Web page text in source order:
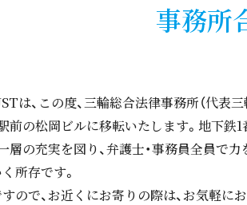
事務所
、この度、三輪総合法律事務所（代表三
前の松岡ビルに移転いたします。地下鉄
の充実を図り、弁護士・事務員全員で
所存です。
で、お近くにお寄りの際は、お気軽に